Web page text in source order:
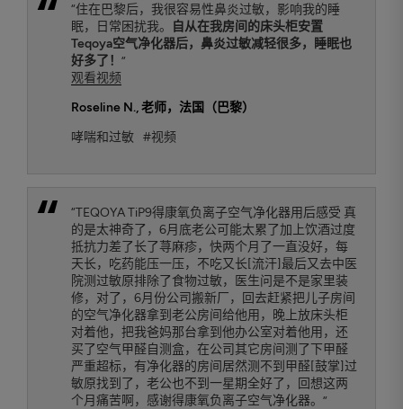
“住在巴黎后，我很容易性鼻炎过敏，影响我的睡
眠，日常困扰我。
自从在我房间的床头柜安置
Teqoya空气净化器后，鼻炎过敏减轻很多，睡眠也
好多了！ ”
观看视频
Roseline N., 老师，法国（巴黎）
哮喘和过敏
#视频
“TEQOYA TiP9得康氧负离子空气净化器用后感受 真
的是太神奇了，6月底老公可能太累了加上饮酒过度
抵抗力差了长了荨麻疹，快两个月了一直没好，每
天长，吃药能压一压，不吃又长[流汗]最后又去中医
院测过敏原排除了食物过敏，医生问是不是家里装
修，对了，6月份公司搬新厂，回去赶紧把儿子房间
的空气净化器拿到老公房间给他用，晚上放床头柜
对着他，把我爸妈那台拿到他办公室对着他用，还
买了空气甲醛自测盒，在公司其它房间测了下甲醛
严重超标，有净化器的房间居然测不到甲醛[鼓掌]过
敏原找到了，老公也不到一星期全好了，回想这两
个月痛苦啊，感谢得康氧负离子空气净化器。”